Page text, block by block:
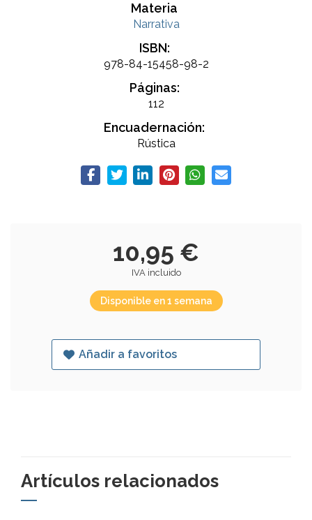
Materia
Narrativa
ISBN:
978-84-15458-98-2
Páginas:
112
Encuadernación:
Rústica
10,95 €
IVA incluido
Disponible en 1 semana
Añadir a favoritos
Artículos relacionados